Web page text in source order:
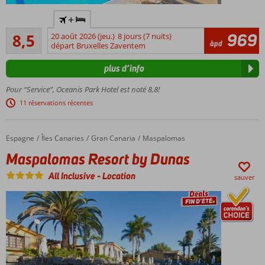
Hébergement
certificat de
durabilité
reconnu par
de la
plage
et du
centre
d'Ixia
Restaurants
et magasins
accessibles
à pied
Restaurant
buffet
avec show
cooking
Séjournez
8,5
Recommandé
762
commentaires
+
20 août 2026 (jeu.) 8 jours (7 nuits)
départ Bruxelles Zaventem
àpd 969
Pour “Service”, Oceanis Park Hotel est noté 8,8!
11 réservations récentes
plus d’info
Accueil
Espagne Îles Canaries Gran Canaria Maspalomas
Maspalomas Resort by Dunas
Maspalomas Resort by Dunas
All Inclusive-Location sauver